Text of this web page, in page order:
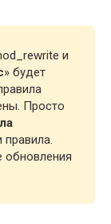
и
» будет
Просто
правила.
обновления